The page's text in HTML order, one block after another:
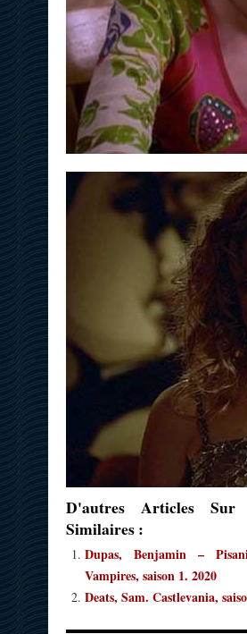
D'autres Articles Sur
Similaires :
Dupas, Benjamin –
Vampires, saison 1. 2020
Deats, Sam. Castlevania,